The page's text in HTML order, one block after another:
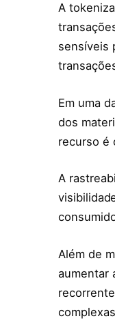
A
sensíveis
Em uma
dos
recurso é
A
Além de
aumentar